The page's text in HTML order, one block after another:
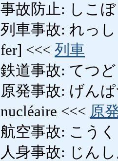
事故防止: しこ
列車事故: れっし
fer] <<< 列車
鉄道事故: てつ
原発事故: げんぱ
nucléaire <<< 原
航空事故: こう
人身事故: じん